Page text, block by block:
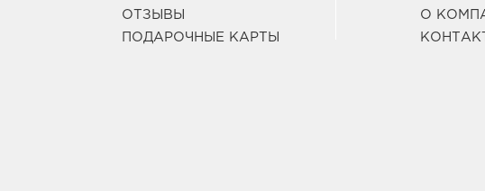
ОТЗЫВЫ
ПОДАРОЧНЫЕ КАРТЫ
О